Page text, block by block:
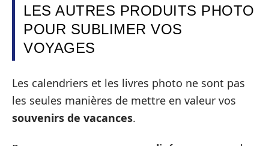
LES AUTRES PRODUITS PHOTO
POUR SUBLIMER VOS
VOYAGES
Les calendriers et les livres photo ne sont pas
les seules manières de mettre en valeur vos
souvenirs de vacances.